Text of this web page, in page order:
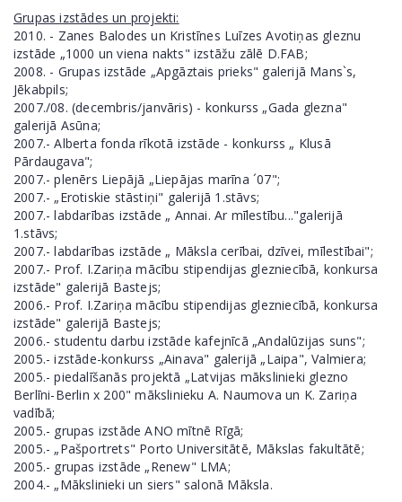
Grupas izstādes un projekti:
2010. - Zanes Balodes un Kristīnes Luīzes Avotiņas gleznu
izstāde „1000 un viena nakts" izstāžu zālē D.FAB;
2008. - Grupas izstāde „Apgāztais prieks" galerijā Mans`s,
Jēkabpils;
2007./08. (decembris/janvāris) - konkurss „Gada glezna"
galerijā Asūna;
2007.- Alberta fonda rīkotā izstāde - konkurss „ Klusā
Pārdaugava";
2007.- plenērs Liepājā „Liepājas marīna ´07";
2007.- „Erotiskie stāstiņi" galerijā 1.stāvs;
2007.- labdarības izstāde „ Annai. Ar mīlestību..."galerijā
1.stāvs;
2007.- labdarības izstāde „ Māksla cerībai, dzīvei, mīlestībai";
2007.- Prof. I.Zariņa mācību stipendijas glezniecībā, konkursa
izstāde" galerijā Bastejs;
2006.- Prof. I.Zariņa mācību stipendijas glezniecībā, konkursa
izstāde" galerijā Bastejs;
2006.- studentu darbu izstāde kafejnīcā „Andalūzijas suns";
2005.- izstāde-konkurss „Ainava" galerijā „Laipa", Valmiera;
2005.- piedalīšanās projektā „Latvijas mākslinieki glezno
Berlīni-Berlin x 200" mākslinieku A. Naumova un K. Zariņa
vadībā;
2005.- grupas izstāde ANO mītnē Rīgā;
2005.- „Pašportrets" Porto Universitātē, Mākslas fakultātē;
2005.- grupas izstāde „Renew" LMA;
2004.- „Mākslinieki un siers" salonā Māksla.